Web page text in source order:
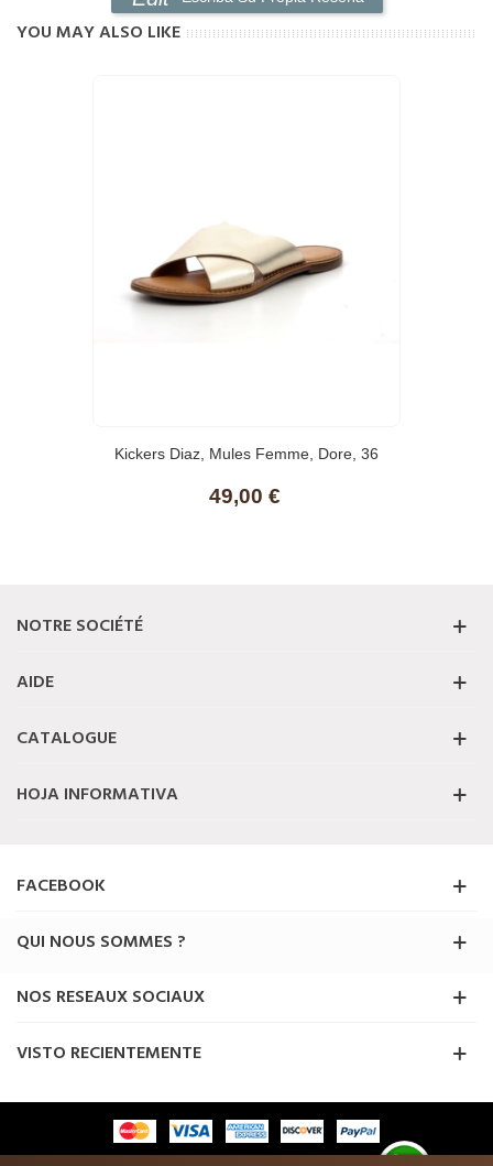
YOU MAY ALSO LIKE
Kickers Diaz, Mules Femme, Dore, 36
49,00 €
NOTRE SOCIÉTÉ
AIDE
CATALOGUE
HOJA INFORMATIVA
FACEBOOK
QUI NOUS SOMMES ?
NOS RESEAUX SOCIAUX
VISTO RECIENTEMENTE